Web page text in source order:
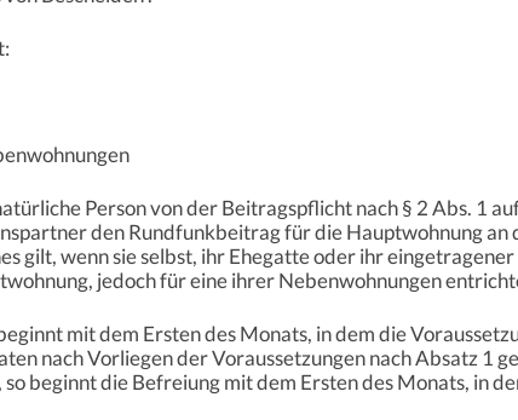
Person von der Beitragspflicht nach § 2 Abs. 1
den Rundfunkbeitrag für die Hauptwohnung an
gilt, wenn sie selbst, ihr Ehegatte oder ihr
jedoch für eine ihrer Nebenwohnungen
mit dem Ersten des Monats, in dem die
nach Vorliegen der Voraussetzungen nach Absatz 1
beginnt die Befreiung mit dem Ersten des Monats, in